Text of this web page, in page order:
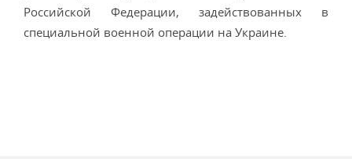
Российской Федерации, задействованных в
специальной военной операции на Украине.